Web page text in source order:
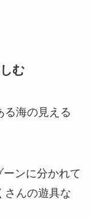
む
る海の見える
ンに分かれて
さんの遊具な